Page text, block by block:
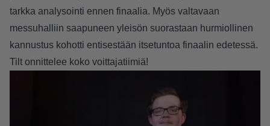
tarkka analysointi ennen finaalia. Myös valtavaan
messuhalliin saapuneen yleisön suorastaan hurmiollinen
kannustus kohotti entisestään itsetuntoa finaalin edetessä.
Tilt onnittelee koko voittajatiimiä!